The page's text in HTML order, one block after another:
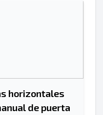
horizontales
de puerta